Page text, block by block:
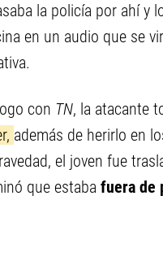
la policía por ahí y
en un audio que se
con TN, la atacante
además de herirlo en
el joven fue
que estaba fuera de